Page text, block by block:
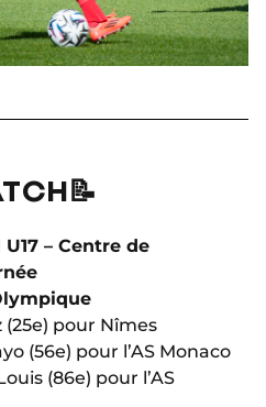
– Centre de
pour Nîmes
(56e) pour l’AS Monaco
(86e) pour l’AS